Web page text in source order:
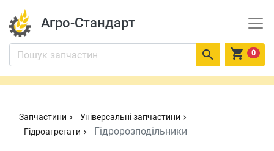
Агро-Стандарт
  0
Запчастини chevron_right Універсальні запчастини chevron_right
Гідроагрегати chevron_right Гідророзподільники